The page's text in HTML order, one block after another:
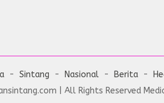
Sintang Nasional Berita
| All Rights Reserved